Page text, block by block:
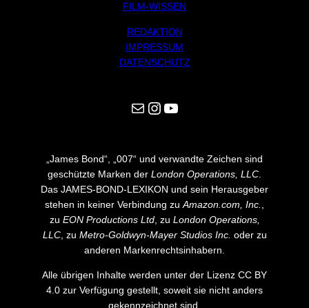
FILM-WISSEN
REDAKTION
IMPRESSUM
DATENSCHUTZ
Mail Instagram YouTube
„James Bond“, „007“ und verwandte Zeichen sind
geschützte Marken der London Operations, LLC
Das JAMES-BOND-LEXIKON und sein Herausgeber
stehen in keiner Verbindung zu Amazon.com, Inc.
zu EON Productions Ltd, zu London Operations,
LLC, zu Metro-Goldwyn-Mayer Studios Inc. oder zu
anderen Markenrechtsinhabern.
Alle übrigen Inhalte werden unter der Lizenz CC BY
4.0 zur Verfügung gestellt, soweit sie nicht anders
gekennzeichnet sind.